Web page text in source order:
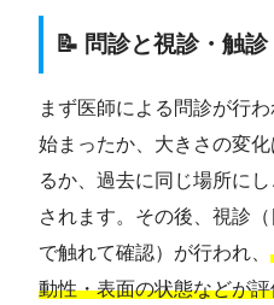
📝 問診と視診・触診
まず医師による問診が行
始まったか、大きさの変
るか、過去に同じ場所に
されます。その後、視診
で触れて確認）が行われ、
動性・表面の状態などが